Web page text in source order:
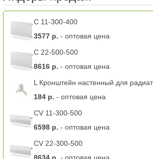
C 11-300-400
3577 р. - оптовая цена
C 22-500-500
8616 р. - оптовая цена
184 р. - оптовая цена
CV 11-300-500
6598 р. - оптовая цена
CV 22-300-500